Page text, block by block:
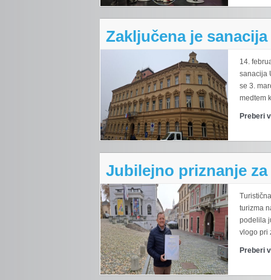
Zaključena je
14.
sanacija
se 3.
medtem
Preberi
Jubilejno priznanje
turizma
podelila
vlogo pri
Preberi